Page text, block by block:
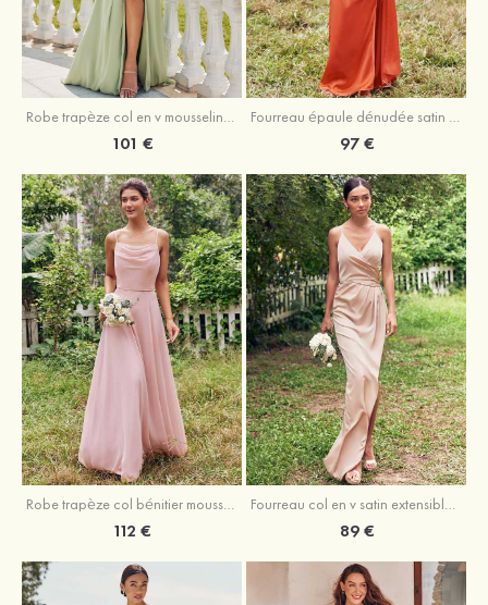
Robe trapèze col en v mousseline ras du sol robe de demoiselle d'honneur
101 €
Fourreau épaule dénudée satin extensible ras du sol robe de demoiselle d'honneur
97 €
Robe trapèze col bénitier mousseline ras du sol robe de demoiselle d'honneur
112 €
Fourreau col en v satin extensible asymétrique robe de demoiselle d'honneur
89 €